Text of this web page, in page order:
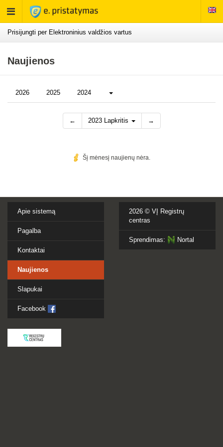
Rodyti
meniu
Prisijungti per Elektroninius valdžios vartus
Naujienos
2026 2025 2024 Daugiau...
← 2023 Lapkritis →
Šį mėnesį naujienų nėra.
Apie sistemą
Pagalba
Kontaktai
Naujienos
Slapukai
Facebook
2026 © VĮ Registrų
centras
Sprendimas: Nortal